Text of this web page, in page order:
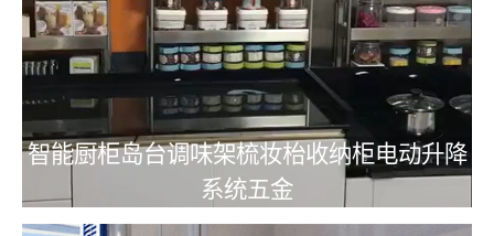
智能厨柜岛台调味架梳妆枱收纳柜电动升降
系统五金